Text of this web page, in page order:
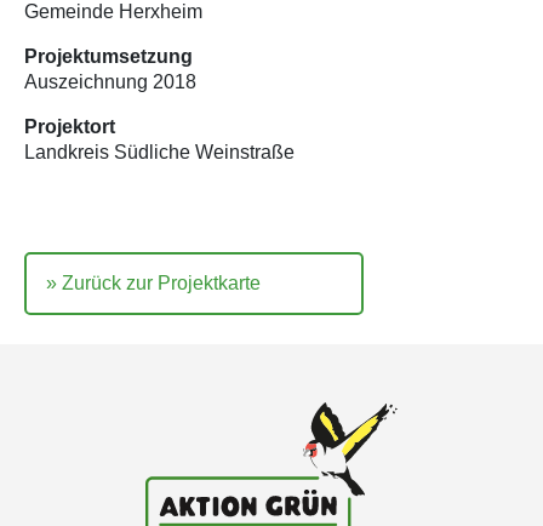
Gemeinde Herxheim
Projektumsetzung
Auszeichnung 2018
Projektort
Landkreis Südliche Weinstraße
Zurück zur Projektkarte